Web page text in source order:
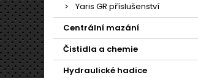
Yaris GR příslušenství
Centrální mazání
Čistidla a chemie
Hydraulické hadice